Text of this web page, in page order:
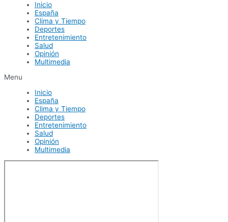
Inicio
España
Clima y Tiempo
Deportes
Entretenimiento
Salud
Opinión
Multimedia
Menu
Inicio
España
Clima y Tiempo
Deportes
Entretenimiento
Salud
Opinión
Multimedia